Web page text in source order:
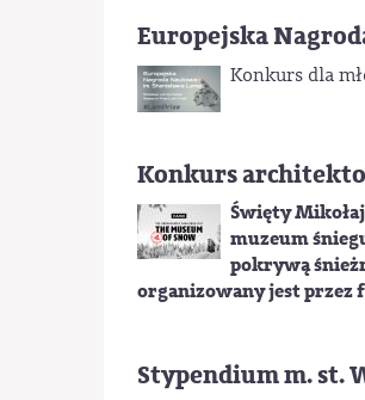
Europejska
Konkurs dla
Konkurs
Święty
muzeum
pokrywą
organizowany jest
Stypendium m. st.